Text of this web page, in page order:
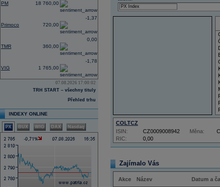
PM 18 760,00
Primoco 720,00
-1,37
TMR 360,00
0,00
VIG 1 765,00
-1,78
07.08.2026 17:00:02
TRH START – všechny tituly
Přehled trhu
INDEXY ONLINE
PX BUX WIG DAX Nasdaq
COLTCZ
RIC: 0,00
ISIN: CZ0009008942 Měna:
Zajímalo Vás
Akce Název Datum a